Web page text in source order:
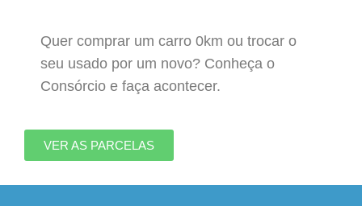
Quer comprar um carro 0km ou trocar o
seu usado por um novo? Conheça o
Consórcio e faça acontecer.
VER AS PARCELAS